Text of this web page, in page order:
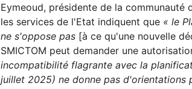
Eymeoud, présidente de la communauté
les services de l'Etat indiquent que « le
ne s'oppose pas [à ce qu'une nouvelle
SMICTOM peut demander une
incompatibilité flagrante avec la
juillet 2025) ne donne pas d'orientations